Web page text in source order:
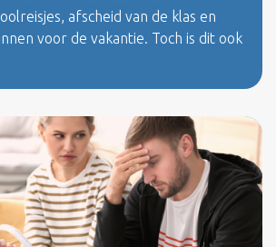
afscheid van de klas en
voor de vakantie. Toch is dit ook